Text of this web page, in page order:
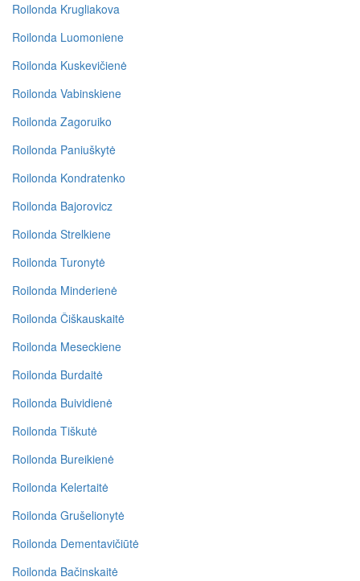
Roilonda Krugliakova
Roilonda Luomoniene
Roilonda Kuskevičienė
Roilonda Vabinskiene
Roilonda Zagoruiko
Roilonda Paniuškytė
Roilonda Kondratenko
Roilonda Bajorovicz
Roilonda Strelkiene
Roilonda Turonytė
Roilonda Minderienė
Roilonda Čiškauskaitė
Roilonda Meseckiene
Roilonda Burdaitė
Roilonda Buividienė
Roilonda Tiškutė
Roilonda Bureikienė
Roilonda Kelertaitė
Roilonda Grušelionytė
Roilonda Dementavičiūtė
Roilonda Bačinskaitė